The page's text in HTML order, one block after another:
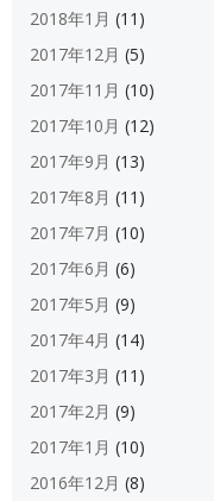
2018年1月 (11)
2017年12月 (5)
2017年11月 (10)
2017年10月 (12)
2017年9月 (13)
2017年8月 (11)
2017年7月 (10)
2017年6月 (6)
2017年5月 (9)
2017年4月 (14)
2017年3月 (11)
2017年2月 (9)
2017年1月 (10)
2016年12月 (8)